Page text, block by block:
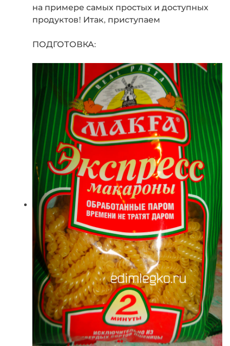
на примере самых простых и доступных
продуктов! Итак, приступаем
ПОДГОТОВКА: